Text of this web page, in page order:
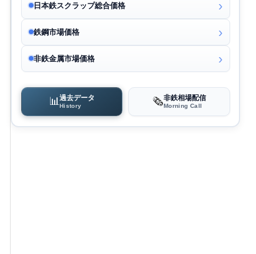
日本鉄スクラップ総合価格
鉄鋼市場価格
非鉄金属市場価格
📊 過去データ
History 🗞️非鉄相場配信
Morning Call